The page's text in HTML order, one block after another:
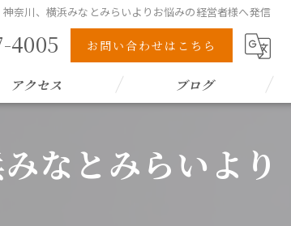
奈川、横浜みなとみらいよりお悩みの経営者様へ発信
4005 お問い合わせはこちら
アクセス ブログ
なとみらいより